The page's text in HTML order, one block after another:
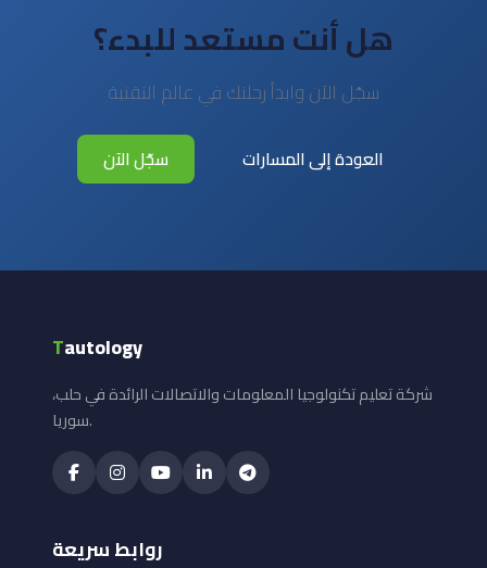
هل أنت مستعد للبدء؟
سجّل الآن وابدأ رحلتك في عالم التقنية
سجّل الآن العودة إلى المسارات
Tautology
شركة تعليم تكنولوجيا المعلومات والاتصالات الرائدة في حلب،
سوريا.
روابط سريعة